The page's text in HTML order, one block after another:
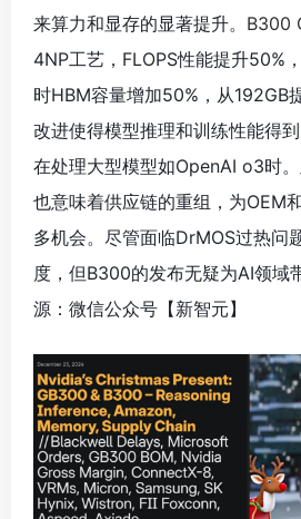
来算力和显存的显著提升。 B300
4NP工艺，FLOPS性能提升50%
时HBM容量增加50%，从192GB
改进使得模型推理和训练性能得
在处理大型模型如OpenAI o3时
也意味着供应链的重组，为OEM
多机会。尽管面临DrMOS过热问
度，但B300的发布无疑为AI领域
源：微信公众号【新智元】